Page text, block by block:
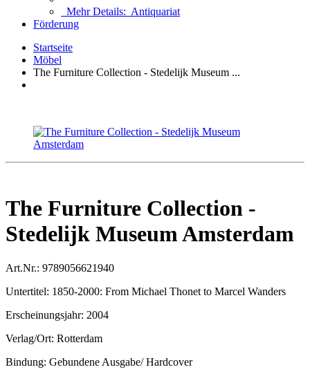
Mehr Details: Antiquariat
Förderung
Startseite
Möbel
The Furniture Collection - Stedelijk Museum ...
The Furniture Collection -
Stedelijk Museum Amsterdam
Art.Nr.: 9789056621940
Untertitel: 1850-2000: From Michael Thonet to Marcel Wanders
Erscheinungsjahr: 2004
Verlag/Ort: Rotterdam
Bindung: Gebundene Ausgabe/ Hardcover